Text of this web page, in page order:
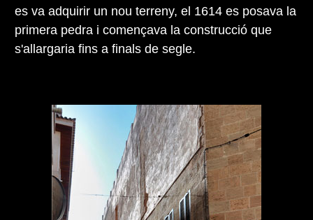
es va adquirir un nou terreny, el 1614 es posava la
primera pedra i començava la construcció que
s'allargaria fins a finals de segle.